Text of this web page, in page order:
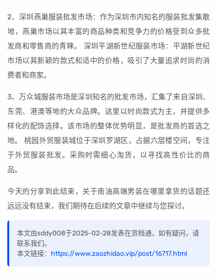
2、深圳燕巢服装批发市场：作为深圳市内知名的服装批发集散
地，燕巢市场以其丰富的商品种类和竞争力的价格受到众多批
发商和零售商的青睐。 深圳平湖新世纪服装市场：平湖新世纪
市场以其新颖的款式和适中的价格，吸引了大量追求时尚的消
费者和商家。
3、万众城服装市场是深圳知名的批发市场，汇集了来自深圳、
东莞、港澳等地的大众品牌。这里以时尚款式为主，并提供多
样化的配饰选择。该市场的整体优势明显，是批发商的首选之
地。 桃园外贸服装城位于深圳罗湖区，占据六层楼空间，专注
于外贸服装批发。采购时需细心淘货，以寻找高性价比的商
品。
今天的分享到此结束，关于南油高端男装在哪里拿货的话题还
远远没有结束，我们期待在后续的文章中继续与您探讨。
本文由sddy008于2025-02-28发表在货档通，如有疑问，请
联系我们。
本文链接： https://www.zaozhidao.vip/post/16717.html